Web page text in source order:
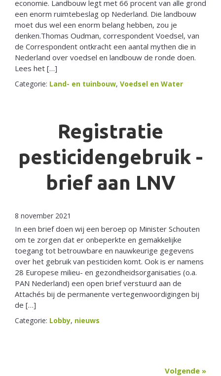
economie. Landbouw legt met 66 procent van alle grond
een enorm ruimtebeslag op Nederland. Die landbouw
moet dus wel een enorm belang hebben, zou je
denken.Thomas Oudman, correspondent Voedsel, van
de Correspondent ontkracht een aantal mythen die in
Nederland over voedsel en landbouw de ronde doen.
Lees het […]
Categorie: Land- en tuinbouw, Voedsel en Water
Registratie
pesticidengebruik -
brief aan LNV
8 november 2021
In een brief doen wij een beroep op Minister Schouten
om te zorgen dat er onbeperkte en gemakkelijke
toegang tot betrouwbare en nauwkeurige gegevens
over het gebruik van pesticiden komt. Ook is er namens
28 Europese milieu- en gezondheidsorganisaties (o.a.
PAN Nederland) een open brief verstuurd aan de
Attachés bij de permanente vertegenwoordigingen bij
de […]
Categorie: Lobby, nieuws
Volgende »